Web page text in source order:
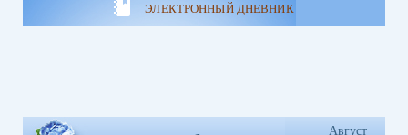
ЭЛЕКТРОННЫЙ ДНЕВНИК
Август